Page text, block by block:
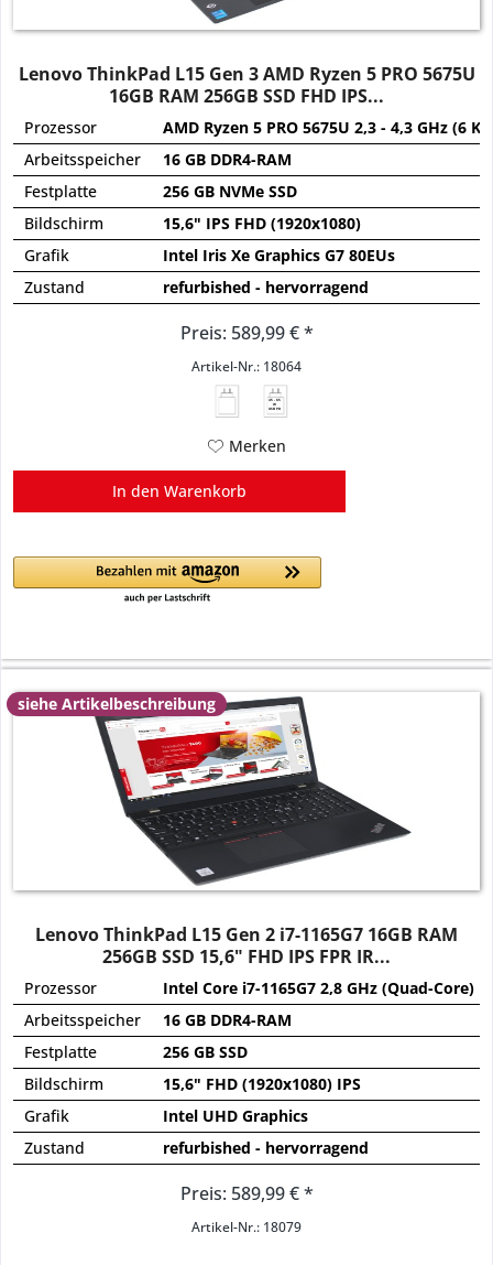
Lenovo ThinkPad L15 Gen 3 AMD Ryzen 5 PRO 5675U
16GB RAM 256GB SSD FHD IPS...
Prozessor
AMD Ryzen 5 PRO 5675U 2,3 - 4,3 GHz (6
Arbeitsspeicher
16 GB DDR4-RAM
Festplatte
256 GB NVMe SSD
Bildschirm
15,6" IPS FHD (1920x1080)
Grafik
Intel Iris Xe Graphics G7 80EUs
Zustand
refurbished - hervorragend
Preis: 589,99 € *
Artikel-Nr.: 18064
45 - 65
W
USB PD
Merken
In den Warenkorb
siehe Artikelbeschreibung
Lenovo ThinkPad L15 Gen 2 i7-1165G7 16GB RAM
256GB SSD 15,6" FHD IPS FPR IR...
Prozessor
Intel Core i7-1165G7 2,8 GHz (Quad-Core)
Arbeitsspeicher
16 GB DDR4-RAM
Festplatte
256 GB SSD
Bildschirm
15,6" FHD (1920x1080) IPS
Grafik
Intel UHD Graphics
Zustand
refurbished - hervorragend
Preis: 589,99 € *
Artikel-Nr.: 18079